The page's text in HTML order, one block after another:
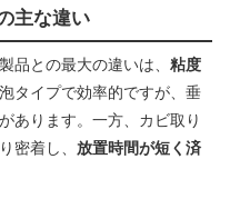
主な違い
品との最大の違いは、 粘度
タイプで効率的ですが、垂
あります。一方、カビ取り
密着し、 放置時間が短く済